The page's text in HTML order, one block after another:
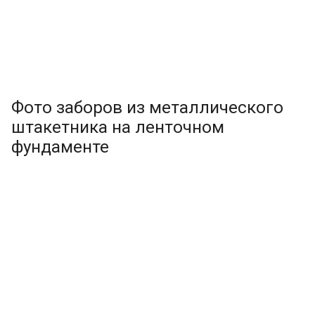
Фото заборов из металлического
штакетника на ленточном
фундаменте